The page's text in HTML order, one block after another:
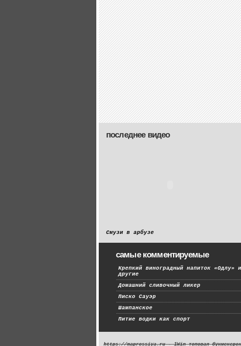
последнее видео
Смузи в арбузе
самые комментируемые
Крепкий виноградный напиток «Одлу» и
другие
Домашний сливочный ликер
Писко Сауэр
Шампанское
Питие водки как спорт
https://maprossiya.ru - 1Win топовая